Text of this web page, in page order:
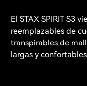
El STAX SPIRIT S3
reemplazables de
transpirables de
largas y